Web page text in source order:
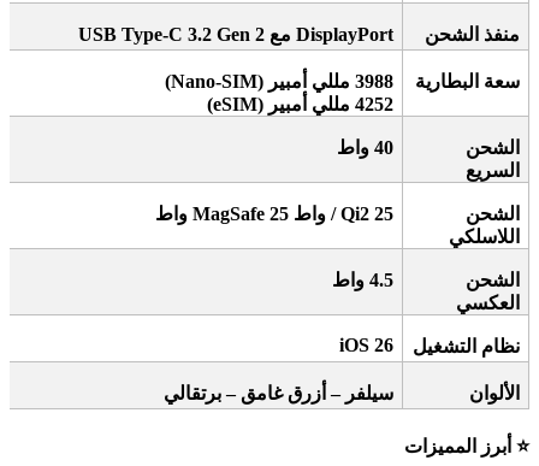
منفذ الشحن USB Type-C 3.2 Gen 2 مع DisplayPort
سعة البطارية 3988 مللي أمبير (Nano-SIM)
4252 مللي أمبير (eSIM)
الشحن
السريع
40 واط
الشحن
اللاسلكي
MagSafe 25 واط/ Qi2 25 واط
الشحن
العكسي
4.5 واط
نظام التشغيل iOS 26
الألوان سيلفر – أزرق غامق – برتقالي
⭐ أبرز المميزات